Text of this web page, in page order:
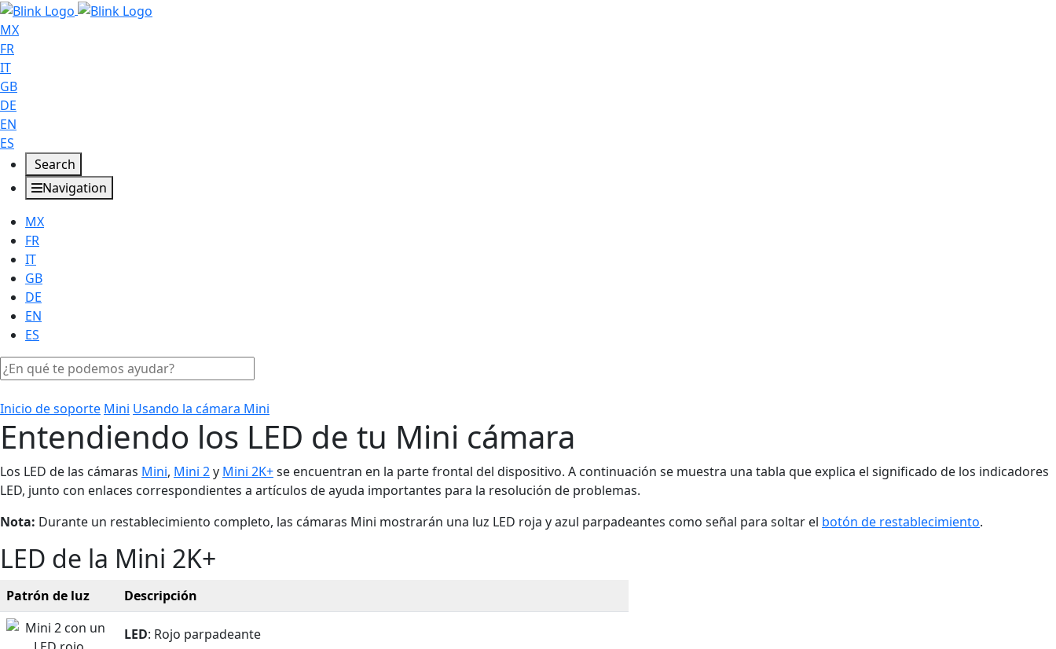
MX
FR
IT
GB
DE
EN
ES
Search
Navigation
MX
FR
IT
GB
DE
EN
ES
Inicio de soporte Mini Usando la cámara Mini
Entendiendo los LED de tu Mini cámara
Los LED de las cámaras Mini, Mini 2y Mini 2K+se encuentran en la parte frontal del dispositivo. A continuación se muestra una tabla que explica el significado de los indicadores
LED, junto con enlaces correspondientes a artículos de ayuda importantes para la resolución de problemas.
Nota: Durante un restablecimiento completo, las cámaras Mini mostrarán una luz LED roja y azul parpadeantes como señal para soltar el botón de restablecimiento.
LED de la Mini 2K+
Patrón de luz Descripción
LED: Rojo parpadeante